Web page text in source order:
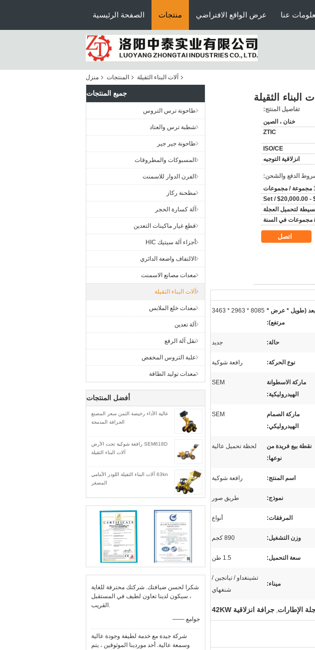
الصفحة الرئيسية منتجات عرض الواقع الافتراضي عنا
منزل المنتجات آلات البناء الثقيلة
جميع المنتجات
طاحونة ترس التروس
شطبة ترس والعتاد
طاحونة جير جير
المسبوكات والمطروقات
الفرن الدوار للاسمنت
مطحنة ركاز
آلة كسارة الحجر
قطع غيار ماكينات التعدين
أجزاء آلة سيتيك HIC
الالتفاف واضعة الدائري
معدات مصانع الاسمنت
آلات البناء الثقيلة
معدات خلع الملابس
آلة تعدين
نقل آلة الرفع
علبة التروس المخفض
معدات توليد الطاقة
أفضل المنتجات
عالية الأداء رخيصة الثمن سعر المصنع
الجرافة المدمجة
SEM618D رافعة شوكية تحت الأرض
آلات البناء الثقيلة
63kn آلات البناء الثقيلة اللودر الأمامي
المصغر
شكرا لحسن ضيافتك. شركتك محترفة للغاية
، سيكون لدينا تعاون لطيف في المستقبل
القريب.
—— جوامع
شركة جيدة مع خدمة لطيفة وجودة عالية
وسمعة عالية. أحد موردينا الموثوقين ، يتم
تفاصيل المنتج:
خنان ، الصين
ZTIC
ISO/CE
انزلاقية التوجيه
الدفع والشحن:
لتحميل العجلة
اتصل
(طويل * عرض *
مرتفع):
8085 * 2963 * 3463
حالة: جديد
نوع الحركة: رافعة شوكية
ماركة الاسطوانة
الهيدروليكية:
SEM
ماركة الصمام
الهيدروليكي:
SEM
نقطة بيع فريدة من
نوعها:
لحظة تحميل عالية
اسم المنتج: رافعة شوكية
نموذج: طريق صور
المرفقات: أنواع
وزن التشغيل: 890 كجم
سعة التحميل: 1.5 طن
ميناء:
تشينغداو / تيانجين /
شنغهاي
الإطارات, جرافة انزلاقية 42KW